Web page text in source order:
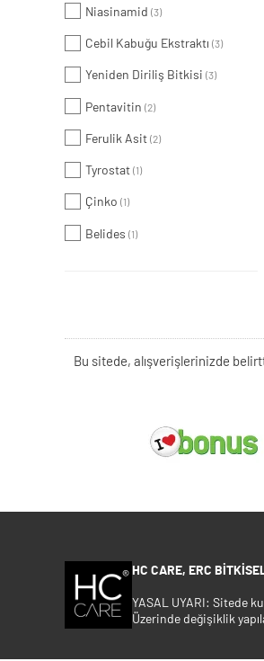
Niasinamid (3)
Cebil Kabuğu Ekstraktı (3)
Yeniden Diriliş Bitkisi (3)
Pentavitin (2)
Ferulik Asit (2)
Tyrostat (1)
Çinko (1)
Belides (1)
Bu sitede, alışverişlerinizde
HC CARE, ERC
YASAL UYARI: Sitede
Üzerinde değişiklik